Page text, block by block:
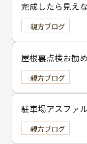
完成したら見え
は下塗りです
親方ブログ
屋根裏点検お勧
親方ブログ
駐車場アスファ
の？
親方ブログ